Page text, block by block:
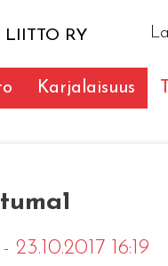
LIITTO RY
Karjalaisuus
23.10.2017 16:19